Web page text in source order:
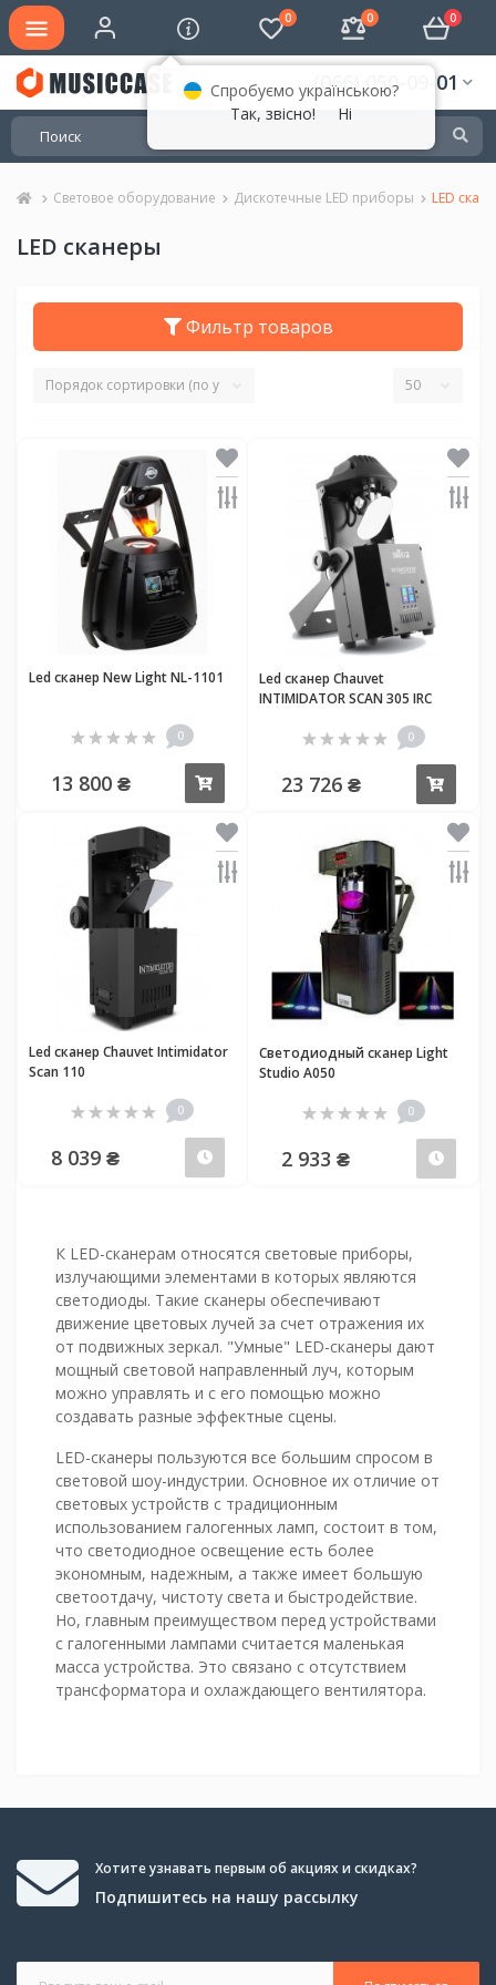
0 0 0
(066) 050-09-01
Световое оборудование Дискотечные LED приборы LED
LED сканеры
Фильтр товаров
Led cканер New Light NL-1101
0
13 800 ₴
Led сканер Chauvet
INTIMIDATOR SCAN 305 IRC
0
23 726 ₴
Led сканер Chauvet Intimidator
Scan 110
0
8 039 ₴ Предзаказ
Светодиодный сканер Light
Studio A050
0
2 933 ₴
К LED-сканерам относятся световые приборы,
излучающими элементами в которых являются
светодиоды. Такие сканеры обеспечивают
движение цветовых лучей за счет отражения их
от подвижных зеркал. "Умные" LED-сканеры дают
мощный световой направленный луч, которым
можно управлять и с его помощью можно
создавать разные эффектные сцены.
LED-сканеры пользуются все большим спросом в
световой шоу-индустрии. Основное их отличие от
световых устройств с традиционным
использованием галогенных ламп, состоит в том,
что светодиодное освещение есть более
экономным, надежным, а также имеет большую
светоотдачу, чистоту света и быстродействие.
Но, главным преимуществом перед устройствами
с галогенными лампами считается маленькая
масса устройства. Это связано с отсутствием
трансформатора и охлаждающего вентилятора.
Хотите узнавать первым об акциях и скидках?
Подпишитесь на нашу рассылку
Спробуємо українською?
Так, звісно!
Ні